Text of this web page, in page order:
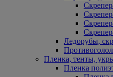
Ледорубы,
Пленка, тенты,
Пленка